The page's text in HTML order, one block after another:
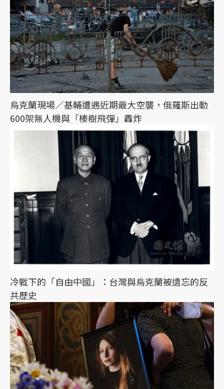
烏克蘭現場／基輔遭遇近期最大空襲，俄羅斯出動
600架無人機與「榛樹飛彈」轟炸
冷戰下的「自由中國」：台灣與烏克蘭被遺忘的反
共歷史